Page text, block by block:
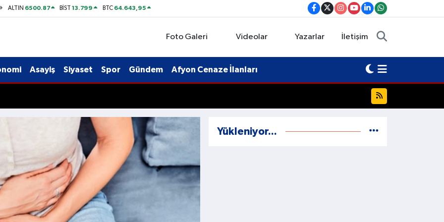
ALTIN 6500.87 BİST13.799 BTC 64.643,95
Foto Galeri Videolar Yazarlar İletişim
Asayiş Siyaset Spor Gündem Afyon Cenaze İlanları
Yükleniyor...